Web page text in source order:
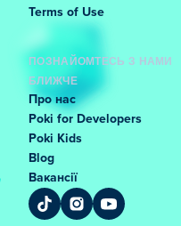
Terms of Use
ПОЗНАЙОМТЕСЬ З НАМИ
БЛИЖЧЕ
Про нас
Poki for Developers
Poki Kids
Blog
Вакансії